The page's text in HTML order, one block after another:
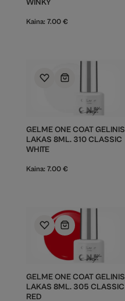
WINKY
Kaina: 7.00 €
GELME ONE COAT GELINIS
LAKAS 8ML. 310 CLASSIC
WHITE
Kaina: 7.00 €
GELME ONE COAT GELINIS
LAKAS 8ML. 305 CLASSIC
RED